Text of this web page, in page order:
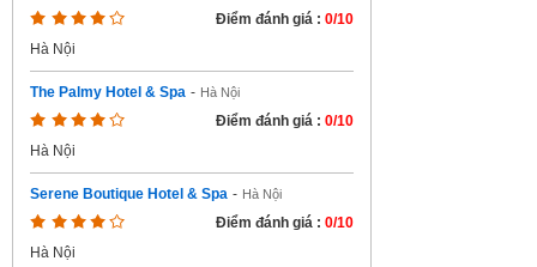
Điểm đánh giá : 0/10
Hà Nội
The Palmy Hotel & Spa - Hà Nội
Điểm đánh giá : 0/10
Hà Nội
Serene Boutique Hotel & Spa - Hà Nội
Điểm đánh giá : 0/10
Hà Nội